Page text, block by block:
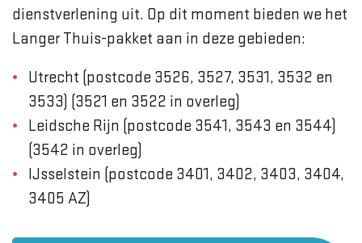
dienstverlening uit. Op dit moment bieden we het
Langer Thuis-pakket aan in deze gebieden:
Utrecht (postcode 3526, 3527, 3531, 3532 en
3533) (3521 en 3522 in overleg)
Leidsche Rijn (postcode 3541, 3543 en 3544)
(3542 in overleg)
IJsselstein (postcode 3401, 3402, 3403, 3404,
3405 AZ)